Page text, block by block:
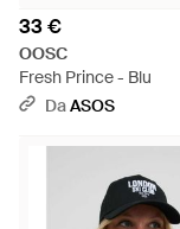
33 €
OOSC
Fresh Prince - Blu
DaASOS